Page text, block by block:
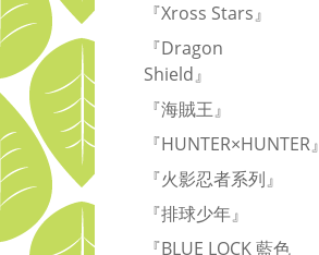
『Xross Stars』
『Dragon
Shield』
『海賊王』
『HUNTER×HUNTER』
『火影忍者系列』
『排球少年』
『BLUE LOCK 藍色